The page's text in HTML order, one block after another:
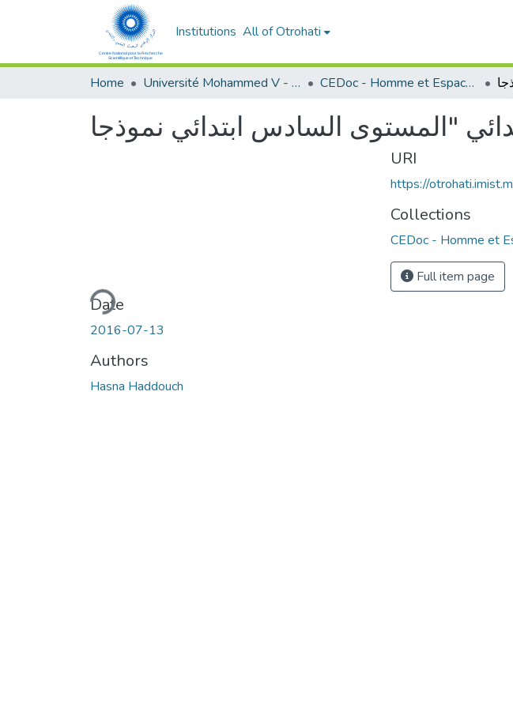
Institutions All of Otrohati
Home Université Mohammed V - Rabat CEDoc - Homme et Espace dans le Monde Méditerranéen
Loading...
Date
2016-07-13
Authors
Hasna Haddouch
URI
https://
Collections
CEDoc - Homme et
Full item page